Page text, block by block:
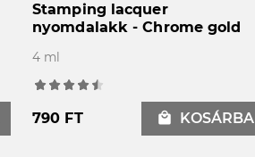
Stamping lacquer
nyomdalakk - Chrome gold
4 ml
790 FT local_mall KOSÁRBA